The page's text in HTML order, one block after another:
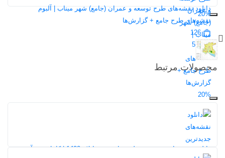
20%
20%
دانلود نقشه‌های طرح توسعه و عمران (جامع) شهر میناب | آلبوم
نقشه‌های طرح جامع + گزارش‌ها
126
5,0
محصولات مرتبط
دانلود نقشه‌های جدیدترین طرح جامع شهر ایلام 1400 | کامل‌ترین آرشیو